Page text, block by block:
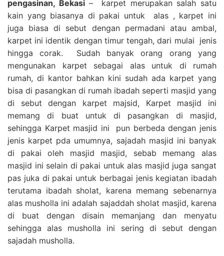
pengasinan, Bekasi– karpet merupakan salah satu
kain yang biasanya di pakai untuk alas , karpet ini
juga biasa di sebut dengan permadani atau ambal,
karpet ini identik dengan timur tengah, dari mulai jenis
hingga corak. Sudah banyak orang orang yang
mengunakan karpet sebagai alas untuk di rumah
rumah, di kantor bahkan kini sudah ada karpet yang
bisa di pasangkan di rumah ibadah seperti masjid yang
di sebut dengan karpet majsid, Karpet masjid ini
memang di buat untuk di pasangkan di masjid,
sehingga Karpet masjid ini pun berbeda dengan jenis
jenis karpet pda umumnya, sajadah masjid ini banyak
di pakai oleh masjid masjid, sebab memang alas
masjid ini selain di pakai untuk alas masjid juga sangat
pas juka di pakai untuk berbagai jenis kegiatan ibadah
terutama ibadah sholat, karena memang sebenarnya
alas musholla ini adalah sajaddah sholat masjid, karena
di buat dengan disain memanjang dan menyatu
sehingga alas musholla ini sering di sebut dengan
sajadah musholla.